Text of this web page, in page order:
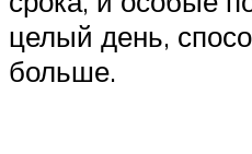
целый день,
больше.